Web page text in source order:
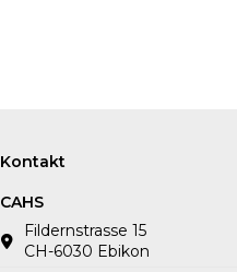
Kontakt
CAHS
Fildernstrasse 15
CH-6030 Ebikon